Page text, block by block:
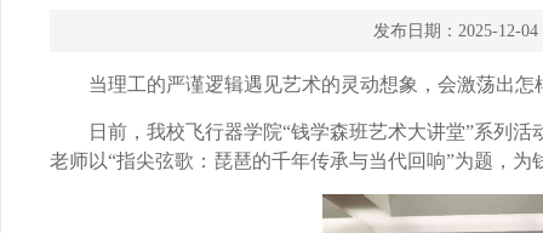
发布日期：2025-12-
当理工的严谨逻辑遇见艺术的灵动想象，会激荡出怎
日前，我校飞行器学院“钱学森班艺术大讲堂”系列
老师以“指尖弦歌：琵琶的千年传承与当代回响”为题，